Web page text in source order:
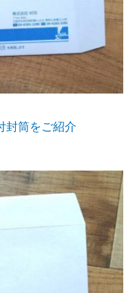
封筒をご紹介